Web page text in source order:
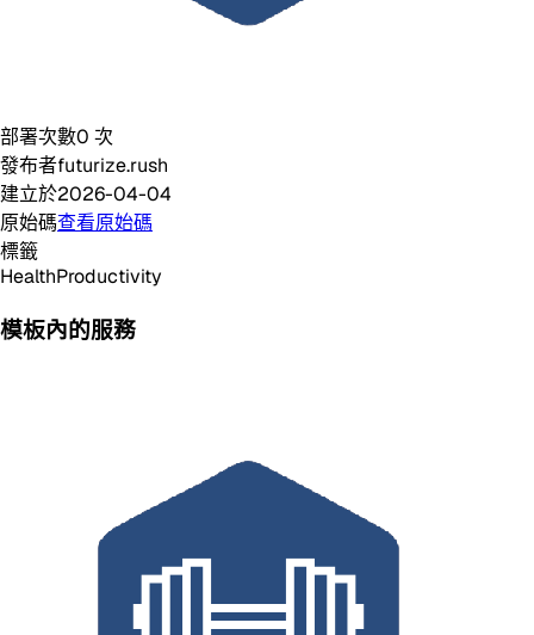
部署次數0 次
發布者futurize.rush
建立於2026-04-04
原始碼查看原始碼
標籤
HealthProductivity
模板內的服務